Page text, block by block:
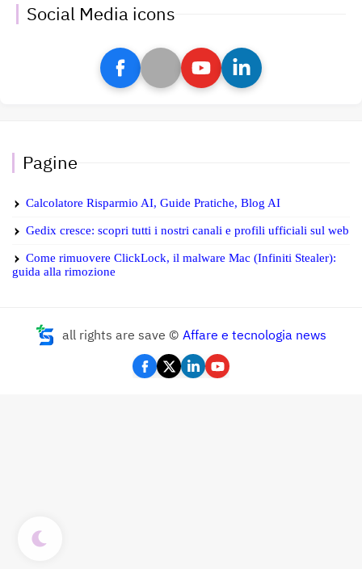
Social Media icons
Pagine
Calcolatore Risparmio AI, Guide Pratiche, Blog AI
Gedix cresce: scopri tutti i nostri canali e profili ufficiali sul web
Come rimuovere ClickLock, il malware Mac (Infiniti Stealer):
guida alla rimozione
all rights are save © Affare e tecnologia news